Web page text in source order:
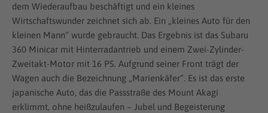
dem Wiederaufbau beschäftigt und ein kleines
Wirtschaftswunder zeichnet sich ab. Ein „kleines Auto für den
kleinen Mann“ wurde gebraucht. Das Ergebnis ist das Subaru
360 Minicar mit Hinterradantrieb und einem Zwei-Zylinder-
Zweitakt-Motor mit 16 PS. Aufgrund seiner Front trägt der
Wagen auch die Bezeichnung „Marienkäfer“. Es ist das erste
japanische Auto, das die Passstraße des Mount Akagi
erklimmt, ohne heißzulaufen – Jubel und Begeisterung